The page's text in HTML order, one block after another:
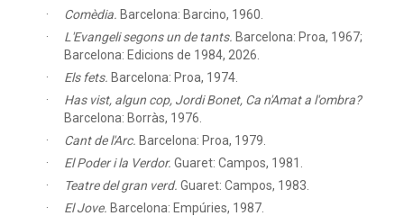
Comèdia. Barcelona: Barcino, 1960.
L'Evangeli segons un de tants. Barcelona: Proa, 1967;
Barcelona: Edicions de 1984, 2026.
Els fets. Barcelona: Proa, 1974.
Has vist, algun cop, Jordi Bonet, Ca n'Amat a l'ombra?
Barcelona: Borràs, 1976.
Cant de l'Arc. Barcelona: Proa, 1979.
El Poder i la Verdor. Guaret: Campos, 1981.
Teatre del gran verd. Guaret: Campos, 1983.
El Jove. Barcelona: Empúries, 1987.